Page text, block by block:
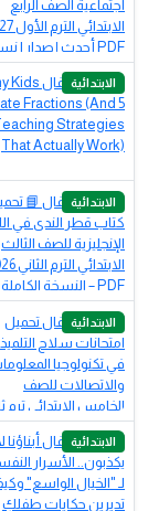
الابتدائية
الابتدائية
الابتدائية
الابتدائية